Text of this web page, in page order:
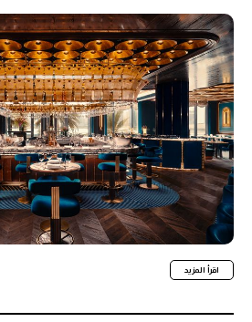
اقرأ المزيد